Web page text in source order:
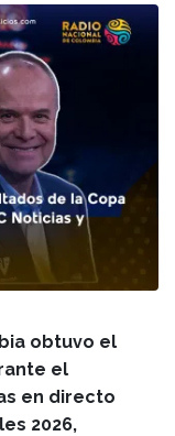
obtuvo el
el
en directo
2026,